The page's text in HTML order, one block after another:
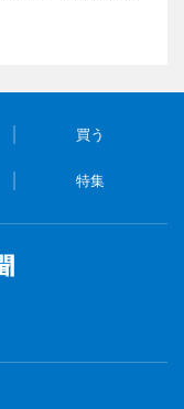
買う
特集